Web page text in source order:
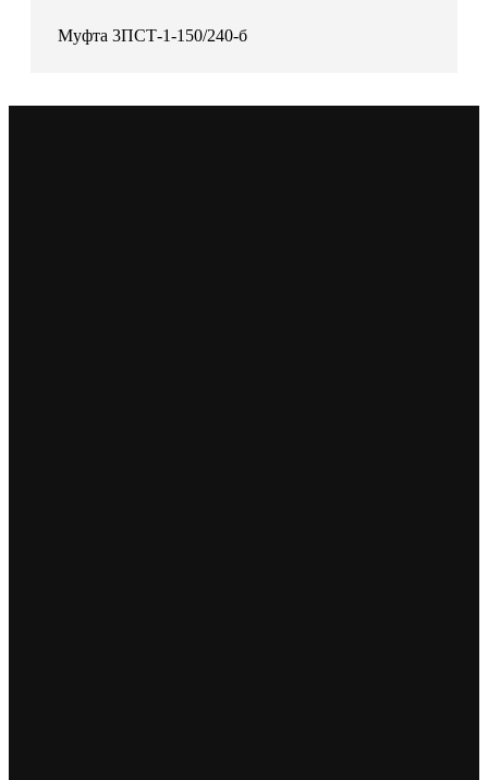
Муфта 3ПСТ-1-150/240-б